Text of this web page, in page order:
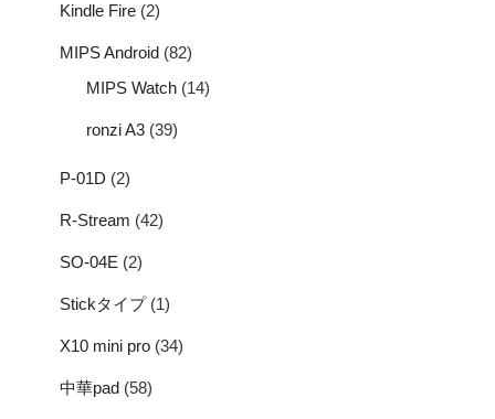
Kindle Fire (2)
MIPS Android (82)
MIPS Watch (14)
ronzi A3 (39)
P-01D (2)
R-Stream (42)
SO-04E (2)
Stickタイプ(1)
X10 mini pro (34)
中華pad (58)